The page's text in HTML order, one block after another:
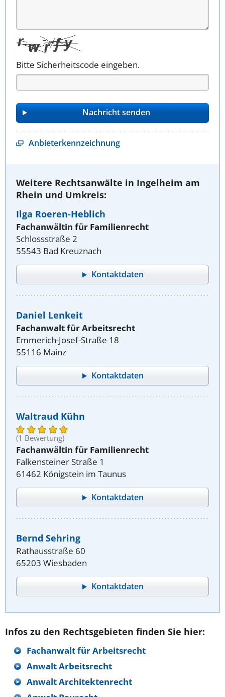
Bitte Sicherheitscode eingeben.
Anbieterkennzeichnung
Weitere Rechtsanwälte in Ingelheim am
Rhein und Umkreis:
Ilga Roeren-Heblich
Fachanwältin für Familienrecht
Schlossstraße 2
55543 Bad Kreuznach
Kontaktdaten
Daniel Lenkeit
Fachanwalt für Arbeitsrecht
Emmerich-Josef-Straße 18
55116 Mainz
Kontaktdaten
Waltraud Kühn
(1 Bewertung)
Fachanwältin für Familienrecht
Falkensteiner Straße 1
61462 Königstein im Taunus
Kontaktdaten
Bernd Sehring
Rathausstraße 60
65203 Wiesbaden
Kontaktdaten
Infos zu den Rechtsgebieten finden Sie hier:
Fachanwalt für Arbeitsrecht
Anwalt Arbeitsrecht
Anwalt Architektenrecht